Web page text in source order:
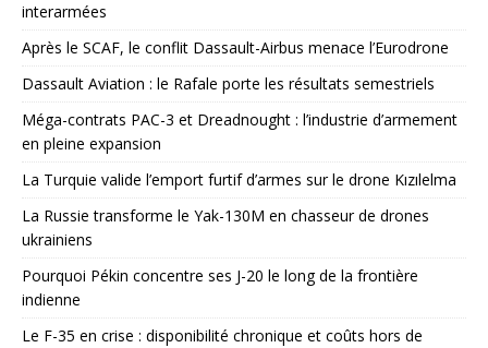
interarmées
Après le SCAF, le conflit Dassault-Airbus menace l’Eurodrone
Dassault Aviation : le Rafale porte les résultats semestriels
Méga-contrats PAC-3 et Dreadnought : l’industrie d’armement
en pleine expansion
La Turquie valide l’emport furtif d’armes sur le drone Kızılelma
La Russie transforme le Yak-130M en chasseur de drones
ukrainiens
Pourquoi Pékin concentre ses J-20 le long de la frontière
indienne
Le F-35 en crise : disponibilité chronique et coûts hors de